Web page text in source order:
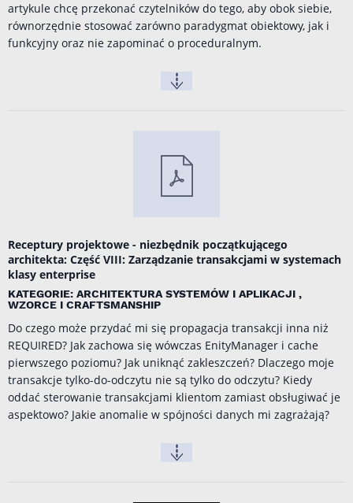
artykule chcę przekonać czytelników do tego, aby obok siebie,
równorzędnie stosować zarówno paradygmat obiektowy, jak i
funkcyjny oraz nie zapominać o proceduralnym.
Receptury projektowe - niezbędnik początkującego
architekta: Część VIII: Zarządzanie transakcjami w systemach
klasy enterprise
KATEGORIE: ARCHITEKTURA SYSTEMÓW I APLIKACJI ,
WZORCE I CRAFTSMANSHIP
Do czego może przydać mi się propagacja transakcji inna niż
REQUIRED? Jak zachowa się wówczas EnityManager i cache
pierwszego poziomu? Jak uniknąć zakleszczeń? Dlaczego moje
transakcje tylko-do-odczytu nie są tylko do odczytu? Kiedy
oddać sterowanie transakcjami klientom zamiast obsługiwać je
aspektowo? Jakie anomalie w spójności danych mi zagrażają?